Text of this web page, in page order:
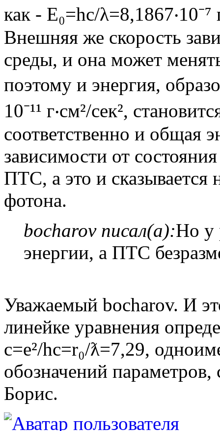
как - E₀=hc/λ=8,1867‧10⁻⁷
Внешняя же скорость
среды, и она может
поэтому и энергия,
10⁻¹¹ г‧см²/сек²,
соответственно и общая
зависимости от
ПТС, а это и сказывается
фотона.
bocharov писал(а):Но у
энергии, а ПТС
Уважаемый bocharov. И
линейке уравнения
с=е²/hc=r₀/ƛ=7,29,
обозначений
Борис.